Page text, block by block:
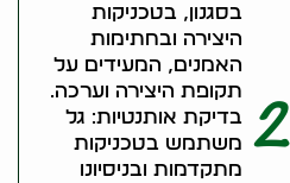
בסגנון, בטכניקות
היצירה ובחתימות
האמנים, המעידים על
תקופת היצירה וערכה.
2 בדיקת אותנטיות: גל
משתמש בטכניקות
מתקדמות ובניסיונו